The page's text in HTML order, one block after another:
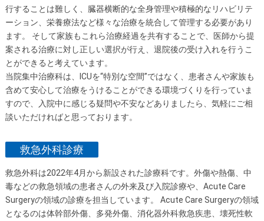
行することは難しく、臓器横断的な全身管理や積極的なリハビリテ
ーション、栄養療法など様々な治療を統合して管理する必要があり
ます。 そして家族もこれら治療経過を共有することで、医師から提
案される治療に対し正しい選択が行え、退院後の受け入れを行うこ
とができると考えています。
当院集中治療科は、ICUを“特別な空間”ではなく、患者さんや家族も
含めて安心して治療をうけることができる環境づくりを行っていま
すので、入院中に感じる疑問や不安などありましたら、気軽にご相
談いただければと思っております。
救急外科診療
救急外科は2022年4月から新設された診療科です。外傷や熱傷、中
毒などの救急領域の患者さんの外来及び入院診療や、Acute Care
Surgeryの領域の診療を担当しています。 Acute Care Surgeryの領域
となるのは体幹部外傷、多発外傷、消化器外科救急疾患、壊死性軟